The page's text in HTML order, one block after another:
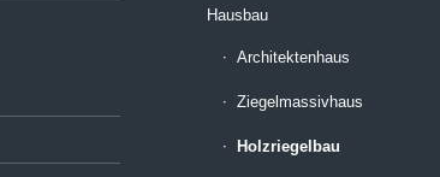
Hausbau
Architektenhaus
Ziegelmassivhaus
Holzriegelbau